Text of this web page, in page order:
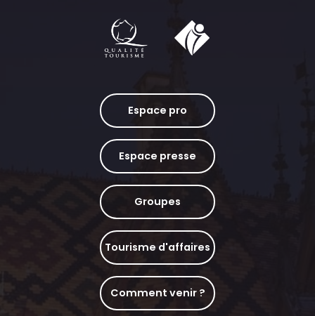
Espace pro
Espace presse
Groupes
Tourisme d'affaires
Comment venir ?